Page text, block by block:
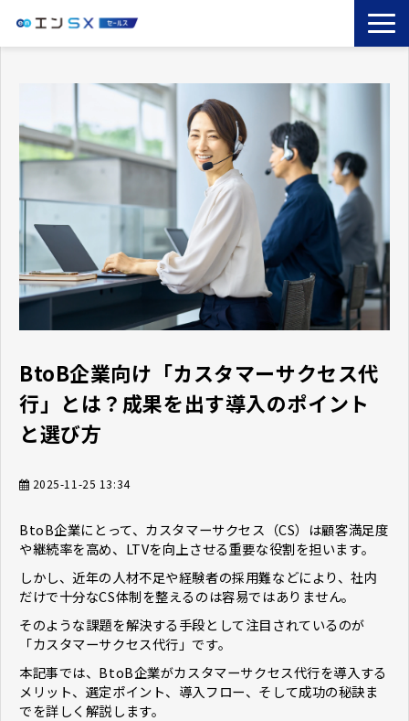
エンSXとは
サービス一覧
導入事例
お役立ちブログ
セミナー
コラム
BtoB企業向け「カスタマーサクセス代
行」とは？成果を出す導入のポイント
と選び方
2025-11-25 13:34
BtoB企業にとって、カスタマーサクセス（CS）は顧客満足度
や継続率を高め、LTVを向上させる重要な役割を担います。
しかし、近年の人材不足や経験者の採用難などにより、社内
だけで十分なCS体制を整えるのは容易ではありません。
そのような課題を解決する手段として注目されているのが
「カスタマーサクセス代行」です。
本記事では、BtoB企業がカスタマーサクセス代行を導入する
メリット、選定ポイント、導入フロー、そして成功の秘訣ま
でを詳しく解説します。